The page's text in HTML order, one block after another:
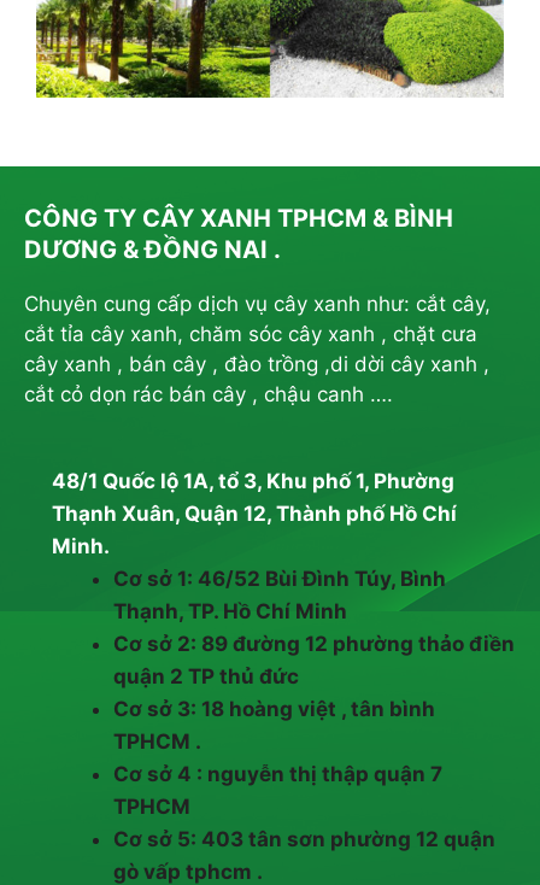
CÔNG TY CÂY XANH TPHCM & BÌNH
DƯƠNG & ĐỒNG NAI .
Chuyên cung cấp dịch vụ cây xanh như: cắt cây,
cắt tỉa cây xanh, chăm sóc cây xanh , chặt cưa
cây xanh , bán cây , đào trồng ,di dời cây xanh ,
cắt cỏ dọn rác bán cây , chậu canh ….
48/1 Quốc lộ 1A, tổ 3, Khu phố 1, Phường
Thạnh Xuân, Quận 12, Thành phố Hồ Chí
Minh.
Cơ sở 1: 46/52 Bùi Đình Túy, Bình
Thạnh, TP. Hồ Chí Minh
Cơ sở 2: 89 đường 12 phường thảo điền
quận 2 TP thủ đức
Cơ sở 3: 18 hoàng việt , tân bình
TPHCM .
Cơ sở 4 : nguyễn thị thập quận 7
TPHCM
Cơ sở 5: 403 tân sơn phường 12 quận
gò vấp tphcm .